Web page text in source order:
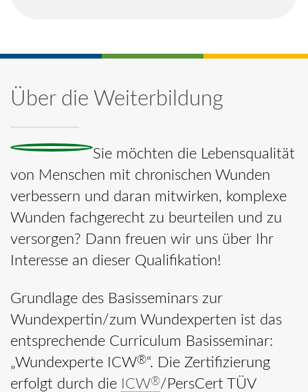
Über die Weiterbildung
Sie möchten die Lebensqualität
von Menschen mit chronischen Wunden
verbessern und daran mitwirken, komplexe
Wunden fachgerecht zu beurteilen und zu
versorgen? Dann freuen wir uns über Ihr
Interesse an dieser Qualifikation!
Grundlage des Basisseminars zur
Wundexpertin/zum Wundexperten ist das
entsprechende Curriculum Basisseminar:
„Wundexperte ICW®“. Die Zertifizierung
erfolgt durch die ICW®/PersCert TÜV